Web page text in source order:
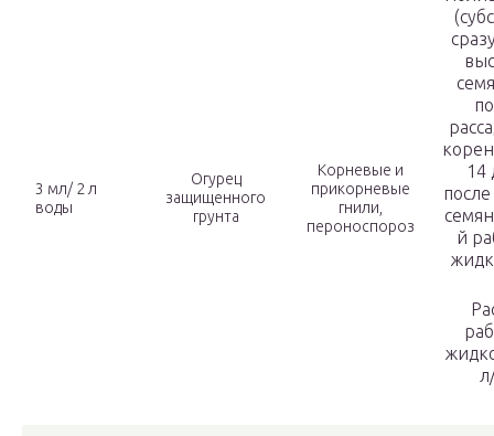
3 мл/ 2 л
воды
Огурец
защищенного
грунта
Корневые и
прикорневые
гнили,
пероноспороз
14
й